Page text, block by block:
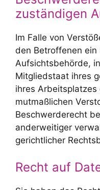
zuständigen
Im Falle von
den Betroffenen
Aufsichtsbehörde,
Mitgliedstaat ihres
ihres
mutmaßlichen
Beschwerderecht
anderweitiger
gerichtlicher
Recht auf